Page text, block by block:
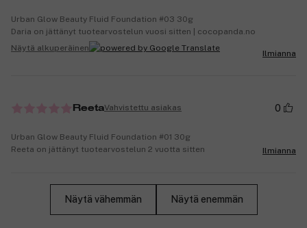
Urban Glow Beauty Fluid Foundation #03 30g
Daria on jättänyt tuotearvostelun vuosi sitten | cocopanda.no
Näytä alkuperäinen
Ilmianna
ReetaVahvistettu asiakas 0
Urban Glow Beauty Fluid Foundation #01 30g
Reeta on jättänyt tuotearvostelun 2 vuotta sitten
Ilmianna
Näytä vähemmän Näytä enemmän